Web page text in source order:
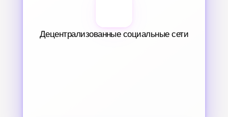
Децентрализованные социальные сети